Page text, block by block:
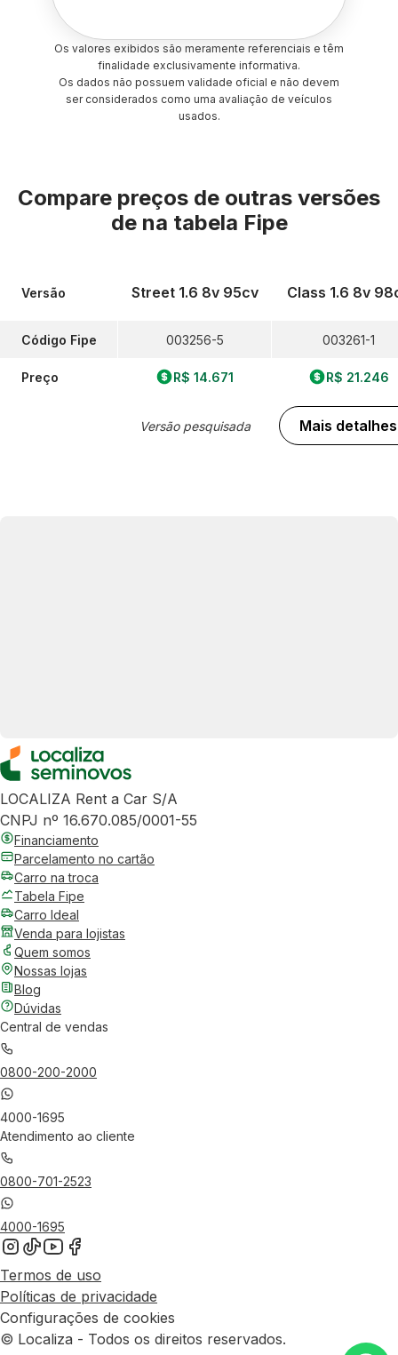
Os valores exibidos são meramente referenciais e têm
finalidade exclusivamente informativa.
Os dados não possuem validade oficial e não devem
ser considerados como uma avaliação de veículos
usados.
Compare preços de outras versões
de na tabela Fipe
Versão
Código Fipe
Preço
Street 1.6 8v 95cv
003256-5
R$ 14.671
Versão pesquisada
Class 1.6 8v
003261-1
R$ 21.246
Mais detalhes
LOCALIZA Rent a Car S/A
CNPJ nº 16.670.085/0001-55
Financiamento
Parcelamento no cartão
Carro na troca
Tabela Fipe
Carro Ideal
Venda para lojistas
Quem somos
Nossas lojas
Blog
Dúvidas
Central de vendas
0800-200-2000
4000-1695
Atendimento ao cliente
0800-701-2523
4000-1695
Termos de uso
Políticas de privacidade
Configurações de cookies
© Localiza - Todos os direitos reservados.